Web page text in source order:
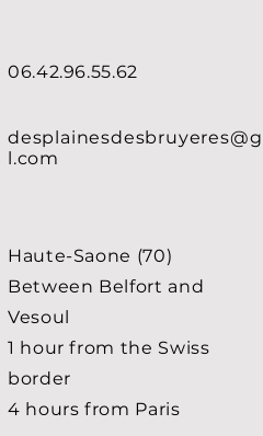
06.42.96.55.62
l.com
Haute-Saone (70)
Between Belfort and
Vesoul
1 hour from the Swiss
border
4 hours from Paris